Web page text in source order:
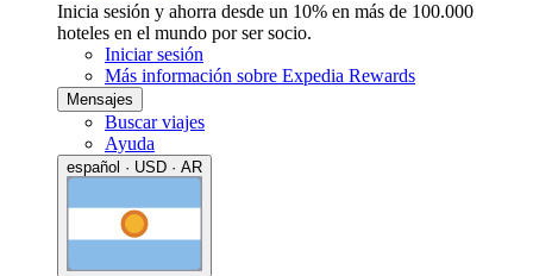
Inicia sesión y ahorra desde un 10% en más de 100.000
hoteles en el mundo por ser socio.
Iniciar sesión
Más información sobre Expedia Rewards
Mensajes
Buscar viajes
Ayuda
español · USD · AR